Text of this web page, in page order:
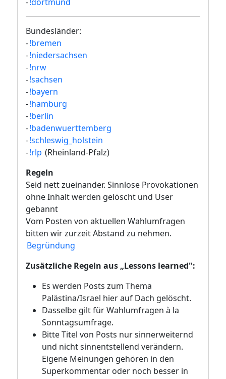
-!dortmund
Bundesländer:
-!bremen
-!niedersachsen
-!nrw
-!sachsen
-!bayern
-!hamburg
-!berlin
-!badenwuerttemberg
-!schleswig_holstein
-!rlp (Rheinland-Pfalz)
Regeln
Seid nett zueinander. Sinnlose Provokationen
ohne Inhalt werden gelöscht und User
gebannt
Vom Posten von aktuellen Wahlumfragen
bitten wir zurzeit Abstand zu nehmen.
Begründung
Zusätzliche Regeln aus „Lessons learned":
Es werden Posts zum Thema
Palästina/Israel hier auf Dach gelöscht.
Dasselbe gilt für Wahlumfragen à la
Sonntagsumfrage.
Bitte Titel von Posts nur sinnerweiternd
und nicht sinnentstellend verändern.
Eigene Meinungen gehören in den
Superkommentar oder noch besser in